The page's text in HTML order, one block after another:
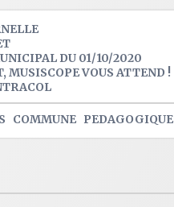
DU 01/10/2020
MUSISCOPE VOUS ATTEND !
COMMUNE PEDAGOGIQUE